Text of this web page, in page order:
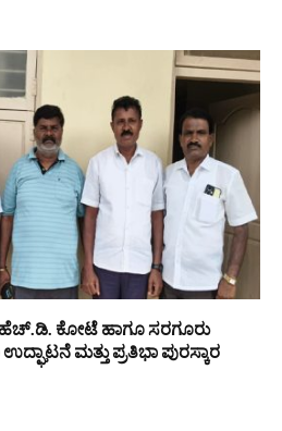
ಹೆಚ್.ಡಿ. ಕೋಟೆ ಹಾಗೂ ಸರಗೂರು
ಮತ್ತು ಪ್ರತಿಭಾ ಪುರಸ್ಕಾರ